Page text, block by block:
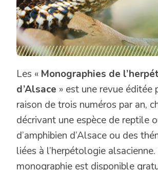
Les « Monographies de
d’Alsace » est une revue éditée
raison de trois numéros par an,
décrivant une espèce de reptile
d’amphibien d’Alsace ou des
liées à l’herpétologie
monographie est disponible